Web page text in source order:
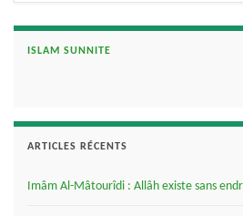
ISLAM SUNNITE
ARTICLES RÉCENTS
Imâm Al-Mâtourîdi : Allâh existe sans